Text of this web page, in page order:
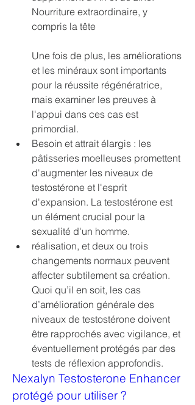
Nourriture extraordinaire, y
compris la tête
Une fois de plus, les améliorations
et les minéraux sont importants
pour la réussite régénératrice,
mais examiner les preuves à
l'appui dans ces cas est
primordial.
Besoin et attrait élargis : les
pâtisseries moelleuses promettent
d'augmenter les niveaux de
testostérone et l'esprit
d'expansion. La testostérone est
un élément crucial pour la
sexualité d'un homme.
réalisation, et deux ou trois
changements normaux peuvent
affecter subtilement sa création.
Quoi qu’il en soit, les cas
d’amélioration générale des
niveaux de testostérone doivent
être rapprochés avec vigilance, et
éventuellement protégés par des
tests de réflexion approfondis.
Nexalyn Testosterone Enhancer
protégé pour utiliser ?